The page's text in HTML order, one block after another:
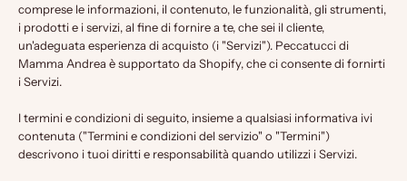
comprese le informazioni, il contenuto, le funzionalità, gli strumenti,
i prodotti e i servizi, al fine di fornire a te, che sei il cliente,
un'adeguata esperienza di acquisto (i "Servizi"). Peccatucci di
Mamma Andrea è supportato da Shopify, che ci consente di fornirti
i Servizi.
I termini e condizioni di seguito, insieme a qualsiasi informativa ivi
contenuta ("Termini e condizioni del servizio" o "Termini")
descrivono i tuoi diritti e responsabilità quando utilizzi i Servizi.